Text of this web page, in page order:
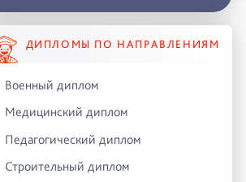
ДИПЛОМЫ ПО НАПРАВЛЕНИЯМ
Военный диплом
Медицинский диплом
Педагогический диплом
Строительный диплом